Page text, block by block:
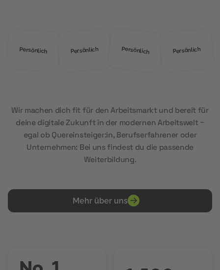
Persönlich Persönlich Persönlich Persönlich
Wir machen dich fit für den Arbeitsmarkt und bereit für
deine digitale Zukunft in der modernen Arbeitswelt –
egal ob Quereinsteiger:in, Berufserfahrener oder
Unternehmen: Bei uns findest du die passende
Weiterbildung.
Mehr über uns